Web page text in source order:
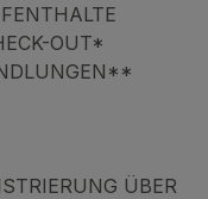
OUT*
ÜBER